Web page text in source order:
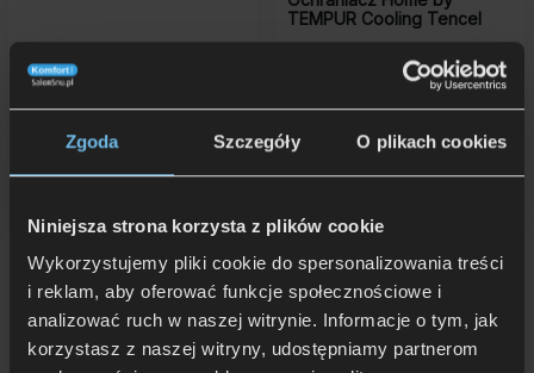
Zgoda Szczegóły O plikach cookies
Niniejsza strona korzysta z plików cookie
Wykorzystujemy pliki cookie do spersonalizowania treści
i reklam, aby oferować funkcje społecznościowe i
analizować ruch w naszej witrynie. Informacje o tym, jak
korzystasz z naszej witryny, udostępniamy partnerom
TEMPUR Cooling Tencel